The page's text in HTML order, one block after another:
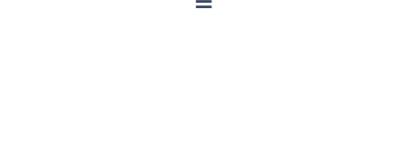
Toggle